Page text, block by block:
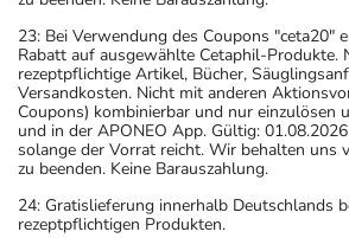
23: Bei Verwendung des Coupons "ceta20"
Rabatt auf ausgewählte Cetaphil-Produkte.
rezeptpflichtige Artikel, Bücher,
Versandkosten. Nicht mit anderen
Coupons) kombinierbar und nur einzulösen
und in der APONEO App. Gültig:
solange der Vorrat reicht. Wir behalten uns
zu beenden. Keine Barauszahlung.
24: Gratislieferung innerhalb Deutschlands
rezeptpflichtigen Produkten.